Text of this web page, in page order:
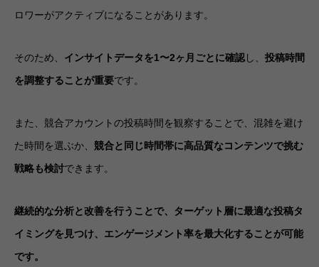
ロワーがアクティブになることがあります。
そのため、 インサイトデータを1〜2ヶ月ごとに確認し、 投稿時間
を調整することが重要です。
また、競合アカウントの投稿時間を観察することで、混雑を避け
た時間を選ぶか、 競合と同じ時間帯に高品質なコンテンツで挑む
戦略も検討できます。
継続的な分析と改善を行うことで、ターゲット層に最適な投稿タ
イミングを見つけ、エンゲージメント率を最大化することが可能
です。